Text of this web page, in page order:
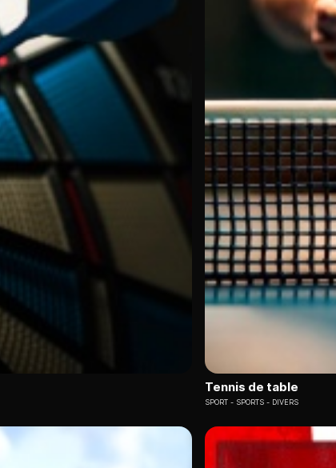
Tennis de table
SPORT SPORTS - DIVERS